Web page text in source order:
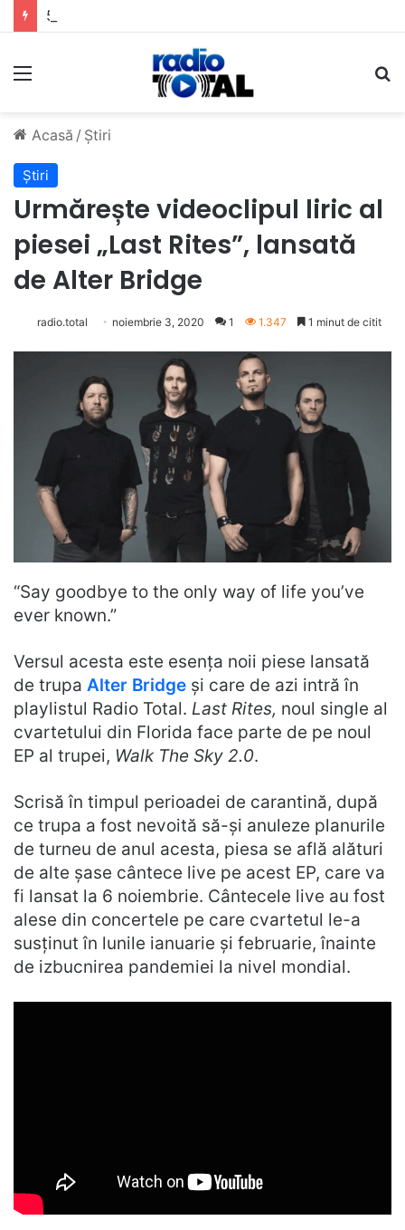
Meniu
Acasă / Știri
Știri
Urmărește videoclipul liric al
piesei „Last Rites”, lansată
de Alter Bridge
radio.total noiembrie 3, 2020 1 1.347 1 minut de citit
“Say goodbye to the only way of life you’ve
ever known.”
Versul acesta este esența noii piese lansată
de trupa Alter Bridge și care de azi intră în
playlistul Radio Total. Last Rites, noul single al
cvartetului din Florida face parte de pe noul
EP al trupei, Walk The Sky 2.0.
Scrisă în timpul perioadei de carantină, după
ce trupa a fost nevoită să-și anuleze planurile
de turneu de anul acesta, piesa se află alături
de alte șase cântece live pe acest EP, care va
fi lansat la 6 noiembrie. Cântecele live au fost
alese din concertele pe care cvartetul le-a
susținut în lunile ianuarie și februarie, înainte
de izbucnirea pandemiei la nivel mondial.